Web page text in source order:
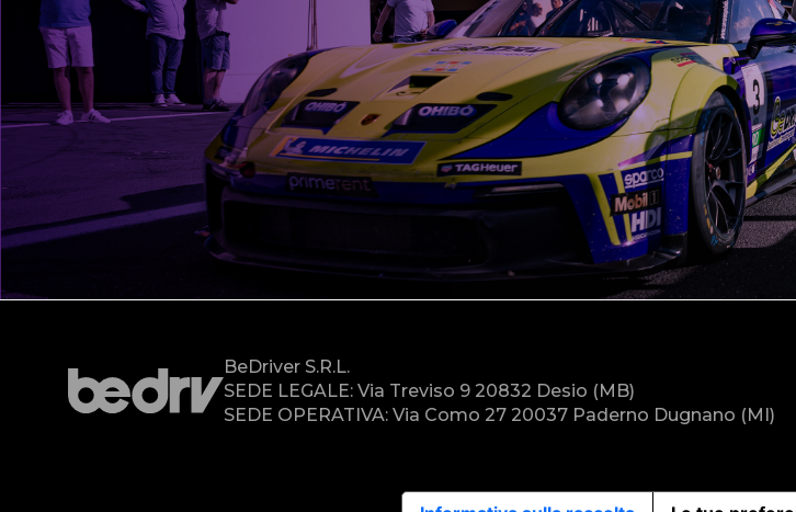
BeDriver S.r.l.
SEDE LEGALE: Via Treviso 9 20832 Desio (MB)
SEDE OPERATIVA: Via Como 27 20037 Paderno Dugnano (MI)